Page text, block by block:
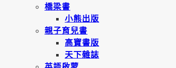
橋梁書
小熊出版
親子育兒書
高寶書版
天下雜誌